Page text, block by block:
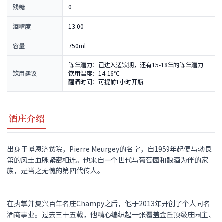
残糖 0
酒精度 13.00
容量 750ml
饮用建议
陈年潜力：已进入适饮期，还有15-18年的陈年潜力
饮用温度：14-16℃
醒酒时间：可提前1小时开瓶
酒庄介绍
出身于博恩济贫院，Pierre Meurgey的名字，自1959年起便与勃艮
第的风土血脉紧密相连。他来自一个世代与葡萄园和酿酒为伴的家
族，是当之无愧的第四代传人。
在执掌并复兴百年名庄Champy之后，他于2013年开创了个人同名
酒商事业。过去三十五载，他精心编织起一张覆盖金丘顶级庄园主、